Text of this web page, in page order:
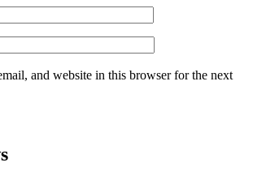
and website in this browser for the next